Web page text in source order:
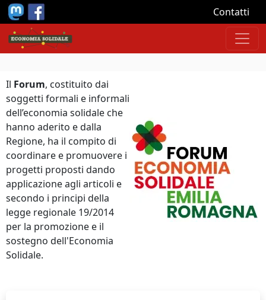
Salta al contenuto principale Contatti
Il Forum, costituito dai
soggetti formali e informali
dell’economia solidale che
hanno aderito e dalla
Regione, ha il compito di
coordinare e promuovere i
progetti proposti dando
applicazione agli articoli e
secondo i principi della
legge regionale 19/2014
per la promozione e il
sostegno dell'Economia
Solidale.